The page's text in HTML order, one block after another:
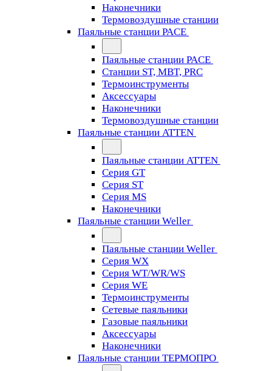
Наконечники
Термовоздушные станции
Паяльные станции PACE
Паяльные станции PACE
Станции ST, MBT, PRC
Термоинструменты
Аксессуары
Наконечники
Термовоздушные станции
Паяльные станции ATTEN
Паяльные станции ATTEN
Серия GT
Серия ST
Серия MS
Наконечники
Паяльные станции Weller
Паяльные станции Weller
Серия WX
Серия WT/WR/WS
Серия WE
Термоинструменты
Сетевые паяльники
Газовые паяльники
Аксессуары
Наконечники
Паяльные станции ТЕРМОПРО